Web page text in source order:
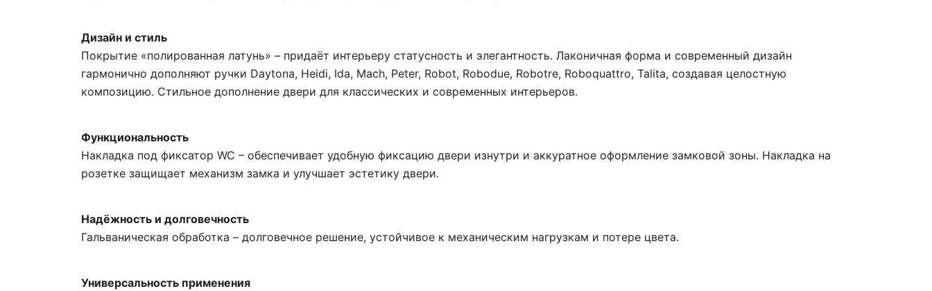
Дизайн и стиль
Покрытие «полированная латунь» – придаёт интерьеру статусность и элегантность. Лаконичная форма и современный дизайн
гармонично дополняют ручки Daytona, Heidi, Ida, Mach, Peter, Robot, Robodue, Robotre, Roboquattro, Talita, создавая целостную
композицию. Стильное дополнение двери для классических и современных интерьеров.
Функциональность
Накладка под фиксатор WC – обеспечивает удобную фиксацию двери изнутри и аккуратное оформление замковой зоны. Накладка на
розетке защищает механизм замка и улучшает эстетику двери.
Надёжность и долговечность
Гальваническая обработка – долговечное решение, устойчивое к механическим нагрузкам и потере цвета.
Универсальность применения